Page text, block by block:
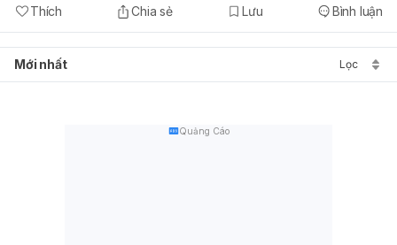
Thích Chia sẻ Lưu Bình luận
Mới nhất Lọc
Quảng Cáo